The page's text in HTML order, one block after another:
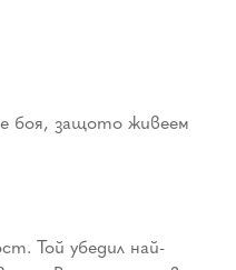
боя, защото живеем
Той убедил най-